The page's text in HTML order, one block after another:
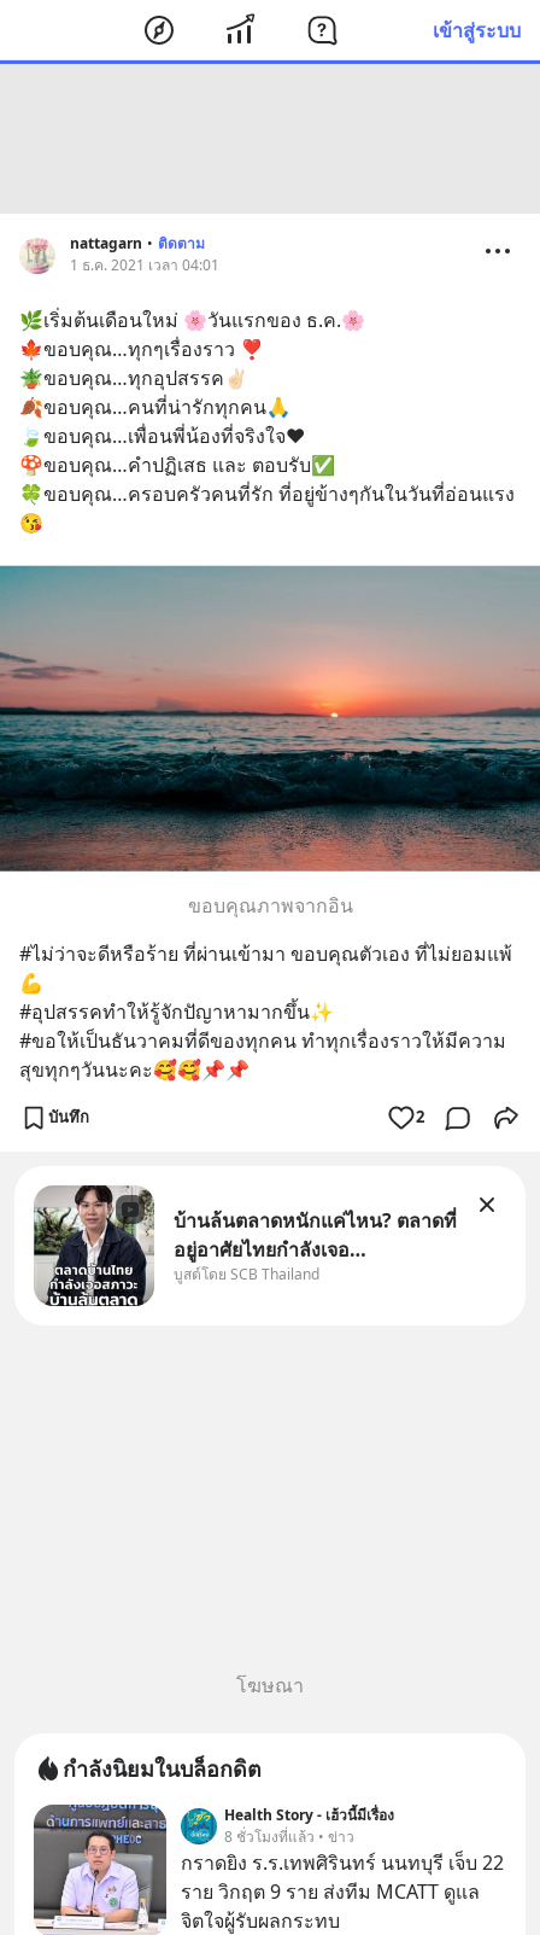
เข้าสู่ระบบ
nattagarn • ติดตาม
1 ธ.ค. 2021 เวลา 04:01
🌿เริ่มต้นเดือนใหม่ 🌸วันแรกของ ธ.ค.🌸
🍁ขอบคุณ…ทุกๆเรื่องราว ❣️
🪴ขอบคุณ…ทุกอุปสรรค✌🏻
🍂ขอบคุณ…คนที่น่ารักทุกคน🙏
🍃ขอบคุณ…เพื่อนพี่น้องที่จริงใจ♥️
🍄ขอบคุณ…คำปฏิเสธ และ ตอบรับ✅
🍀ขอบคุณ…ครอบครัวคนที่รัก ที่อยู่ข้างๆกันในวันที่อ่อนแรง
😘
ขอบคุณภาพจากอิน
#ไม่ว่าจะดีหรือร้าย ที่ผ่านเข้ามา ขอบคุณตัวเอง ที่ไม่ยอมแพ้
💪
#อุปสรรคทำให้รู้จักปัญาหามากขึ้น✨
#ขอให้เป็นธันวาคมที่ดีของทุกคน ทำทุกเรื่องราวให้มีความ
สุขทุกๆวันนะคะ🥰🥰📌📌
บันทึก 2
บ้านล้นตลาดหนักแค่ไหน? ตลาดที่
อยู่อาศัยไทยกำลังเจอ
Oversupply หนักกว่าที่คิด และ
บูสต์โดย SCB Thailand
โฆษณา
กำลังนิยมในบล็อกดิต
Health Story - เฮ้วนี้มีเรื่อง
8 ชั่วโมงที่แล้ว • ข่าว
กราดยิง ร.ร.เทพศิรินทร์ นนทบุรี เจ็บ 22
ราย วิกฤต 9 ราย ส่งทีม MCATT ดูแล
จิตใจผู้รับผลกระทบ